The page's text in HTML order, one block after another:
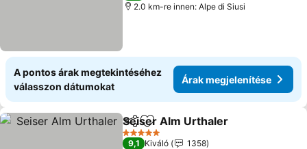
2.0 km-re innen: Alpe di Siusi
A pontos árak megtekintéséhez
válasszon dátumokat
Árak megjelenítése
Megosztás
Hozzáadás a kedvencekhez
Seiser Alm Urthaler
5 Kategória
9,1 Kiváló
1358